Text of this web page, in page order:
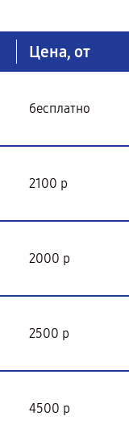
Цена, от
бесплатно
2100 р
2000 р
2500 р
4500 р